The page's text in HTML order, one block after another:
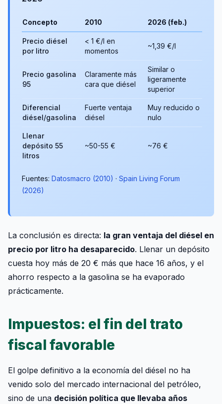
Concepto 2010 2026 (feb.)
Precio diésel
por litro
< 1 €/l en
momentos
~1,39 €/l
Precio gasolina
95
Claramente más
cara que diésel
Similar o
ligeramente
superior
Diferencial
diésel/gasolina
Fuerte ventaja
diésel
Muy reducido o
nulo
Llenar
depósito 55
litros
~50-55 € ~76 €
Fuentes: Datosmacro (2010) · Spain Living Forum
(2026)
La conclusión es directa: la gran ventaja del diésel en
precio por litro ha desaparecido. Llenar un depósito
cuesta hoy más de 20 € más que hace 16 años, y el
ahorro respecto a la gasolina se ha evaporado
prácticamente.
Impuestos: el fin del trato
fiscal favorable
El golpe definitivo a la economía del diésel no ha
venido solo del mercado internacional del petróleo,
sino de una decisión política que llevaba años